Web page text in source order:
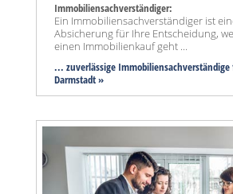
Immobiliensachverständiger:
Ein Immobiliensachverständiger ist
Absicherung für Ihre Entscheidung,
einen Immobilienkauf geht ...
... zuverlässige
Darmstadt »